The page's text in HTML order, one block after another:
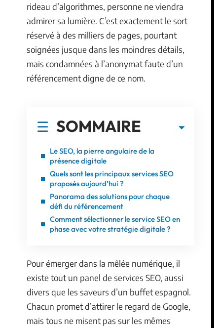
rideau d’algorithmes, personne ne viendra
admirer sa lumière. C’est exactement le sort
réservé à des milliers de pages, pourtant
soignées jusque dans les moindres détails,
mais condamnées à l’anonymat faute d’un
référencement digne de ce nom.
SOMMAIRE
Le SEO, la pierre angulaire de la
présence digitale
Quels sont les principaux services SEO
proposés aujourd’hui ?
Panorama des solutions pour chaque
défi du référencement
Comment sélectionner le service SEO en
phase avec votre stratégie digitale ?
Pour émerger dans la mêlée numérique, il
existe tout un panel de services SEO, aussi
divers que les saveurs d’un buffet espagnol.
Chacun promet d’attirer le regard de Google,
mais tous ne misent pas sur les mêmes